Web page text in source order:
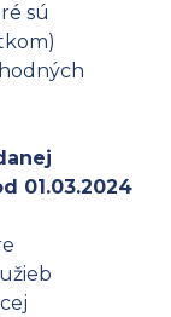
sú
01.03.2024